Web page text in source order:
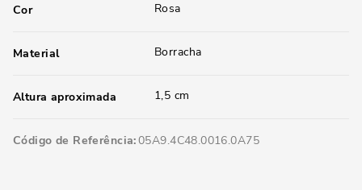
Cor Rosa
Material Borracha
Altura aproximada 1,5 cm
Código de Referência 05A9.4C48.0016.0A75